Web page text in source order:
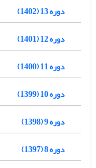
دوره 13 (1402)
دوره 12 (1401)
دوره 11 (1400)
دوره 10 (1399)
دوره 9 (1398)
دوره 8 (1397)